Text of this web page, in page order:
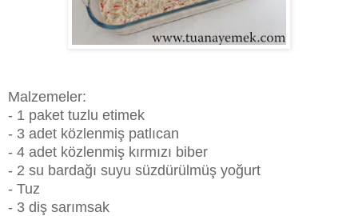
Malzemeler:
- 1 paket tuzlu etimek
- 3 adet közlenmiş patlıcan
- 4 adet közlenmiş kırmızı biber
- 2 su bardağı suyu süzdürülmüş yoğurt
- Tuz
- 3 diş sarımsak